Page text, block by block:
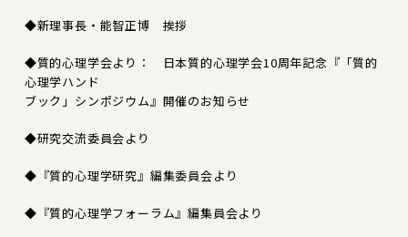
◆新理事長・能智正博 挨拶
◆質的心理学会より： 日本質的心理学会10周年記念『「質的
心理学ハンド
ブック」シンポジウム』開催のお知らせ
◆研究交流委員会より
◆『質的心理学研究』編集委員会より
◆『質的心理学フォーラム』編集員会より